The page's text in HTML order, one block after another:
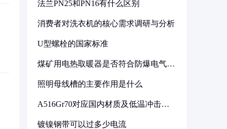
法兰PN25和PN16有什么区别
消费者对洗衣机的核心需求调研与分析
U型螺栓的国家标准
煤矿用电热取暖器是否符合防爆电气设
照明母线槽的主要作用是什么
A516Gr70对应国内材质及低温冲击要
镀镍钢带可以过多少电流